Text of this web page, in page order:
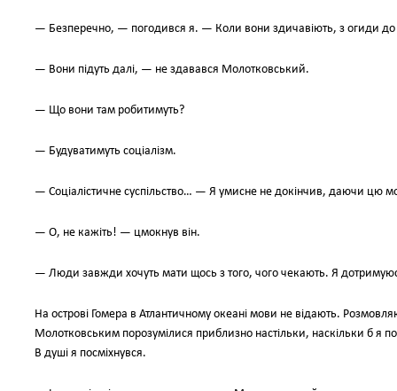
— Безперечно, — погодився я. — Коли вони здичавіють, з огиди до
— Вони підуть далі, — не здавався Молотковський.
— Що вони там робитимуть?
— Будуватимуть соціалізм.
— Соціалістичне суспільство… — Я умисне не докінчив, даючи цю
— О, не кажіть! — цмокнув він.
— Люди завжди хочуть мати щось з того, чого чекають. Я
На острові Гомера в Атлантичному океані мови не відають.
Молотковським порозумілися приблизно настільки, наскільки б я
В душі я посміхнувся.